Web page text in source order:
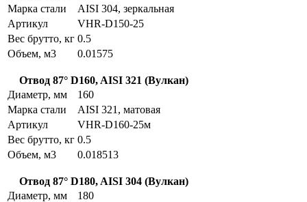
Марка стали
AISI 304, зеркальная
Артикул
VHR-D150-25
Вес брутто, кг 0.5
Объем, м3
0.01575
Отвод 87° D160, AISI 321 (Вулкан)
Диаметр, мм
160
Марка стали
AISI 321, матовая
Артикул
VHR-D160-25м
Вес брутто, кг 0.5
Объем, м3
0.018513
Отвод 87° D180, AISI 304 (Вулкан)
Диаметр, мм
180